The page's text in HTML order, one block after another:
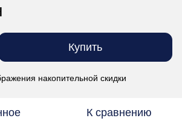
Купить
накопительной скидки
К сравнению